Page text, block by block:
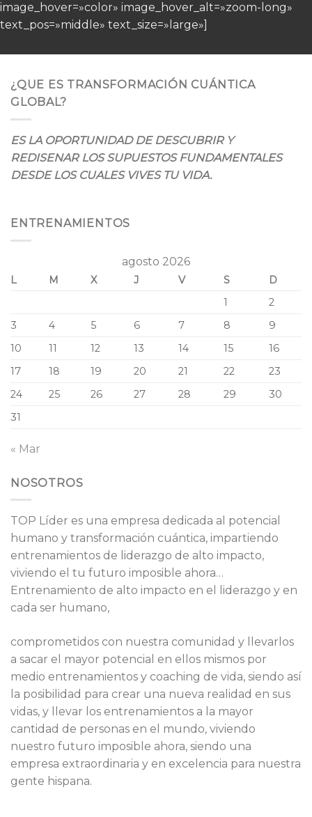
image_hover=»color» image_hover_alt=»zoom-long»
text_pos=»middle» text_size=»large»]
¿QUE ES TRANSFORMACIÓN CUÁNTICA
GLOBAL?
ES LA OPORTUNIDAD DE DESCUBRIR Y
REDISENAR LOS SUPUESTOS FUNDAMENTALES
DESDE LOS CUALES VIVES TU VIDA.
ENTRENAMIENTOS
agosto 2026
L M X J V S
D
1
2
3
4 5 6 7 8
9
10
11 12 13 14 15
16
17
18 19 20 21 22
23
24
25 26 27 28 29
30
31
« Mar
NOSOTROS
TOP Líder es una empresa dedicada al potencial
humano y transformación cuántica, impartiendo
entrenamientos de liderazgo de alto impacto,
viviendo el tu futuro imposible ahora…
Entrenamiento de alto impacto en el liderazgo y en
cada ser humano,
comprometidos con nuestra comunidad y llevarlos
a sacar el mayor potencial en ellos mismos por
medio entrenamientos y coaching de vida, siendo así
la posibilidad para crear una nueva realidad en sus
vidas, y llevar los entrenamientos a la mayor
cantidad de personas en el mundo, viviendo
nuestro futuro imposible ahora, siendo una
empresa extraordinaria y en excelencia para nuestra
gente hispana.